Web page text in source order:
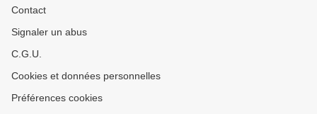
Contact
Signaler un abus
C.G.U.
Cookies et données personnelles
Préférences cookies